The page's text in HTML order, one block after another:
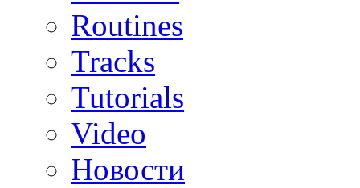
Routines
Tracks
Tutorials
Video
Новости